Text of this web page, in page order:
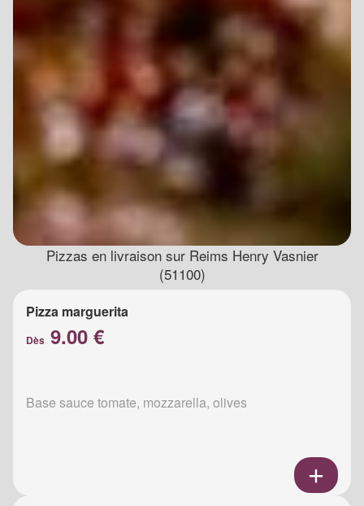
Pizzas en livraison sur Reims Henry Vasnier
(51100)
Pizza marguerita
Dès 9.00 €
Base sauce tomate, mozzarella, olives